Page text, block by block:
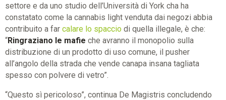
settore e da uno studio dell’Università di York cha ha
constatato come la cannabis light venduta dai negozi abbia
contribuito a far calare lo spaccio di quella illegale, è che:
“Ringraziano le mafie che avranno il monopolio sulla
distribuzione di un prodotto di uso comune, il pusher
all’angolo della strada che vende canapa insana tagliata
spesso con polvere di vetro”.
“Questo sì pericoloso”, continua De Magistris concludendo